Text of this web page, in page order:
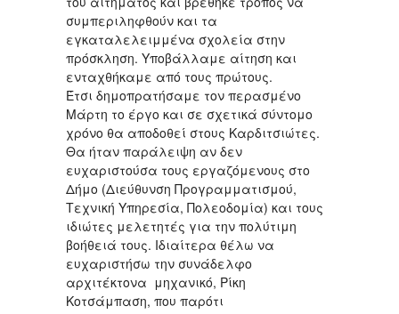
συμπεριληφθούν και τα
εγκαταλελειμμένα σχολεία στην
πρόσκληση. Υποβάλλαμε αίτηση και
ενταχθήκαμε από τους πρώτους.
Έτσι δημοπρατήσαμε τον περασμένο
Μάρτη το έργο και σε σχετικά σύντομο
χρόνο θα αποδοθεί στους Καρδιτσιώτες.
Θα ήταν παράλειψη αν δεν
ευχαριστούσα τους εργαζόμενους στο
Δήμο (Διεύθυνση Προγραμματισμού,
Τεχνική Υπηρεσία, Πολεοδομία) και τους
ιδιώτες μελετητές για την πολύτιμη
βοήθειά τους. Ιδιαίτερα θέλω να
ευχαριστήσω την συνάδελφο
αρχιτέκτονα μηχανικό, Ρίκη
Κοτσάμπαση, που παρότι